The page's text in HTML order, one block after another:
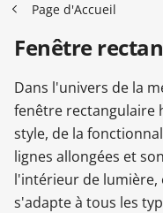
Portes-
Baies vitrées
Portes
Page d'Accueil
Fenêtre
Dans l'univers de la
fenêtre rectangulaire
style, de la
lignes allongées et
l'intérieur de lumière,
s'adapte à tous les